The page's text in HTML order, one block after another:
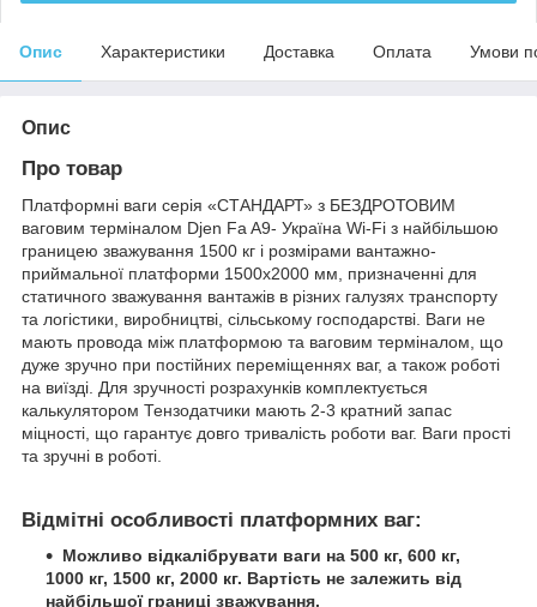
Опис Характеристики Доставка Оплата Умови
Опис
Про товар
Платформні ваги серія «СТАНДАРТ» з БЕЗДРОТОВИМ
ваговим терміналом Djen Fa A9- Україна Wi-Fi з найбільшою
границею зважування 1500 кг і розмірами вантажно-
приймальної платформи 1500х2000 мм, призначенні для
статичного зважування вантажів в різних галузях транспорту
та логістики, виробництві, сільському господарстві. Ваги не
мають провода між платформою та ваговим терміналом, що
дуже зручно при постійних переміщеннях ваг, а також роботі
на виїзді. Для зручності розрахунків комплектується
калькулятором Тензодатчики мають 2-3 кратний запас
міцності, що гарантує довго тривалість роботи ваг. Ваги прості
та зручні в роботі.
Відмітні особливості платформних ваг:
Можливо відкалібрувати ваги на 500 кг, 600 кг,
1000 кг, 1500 кг, 2000 кг. Вартість не залежить від
найбільшої границі зважування.